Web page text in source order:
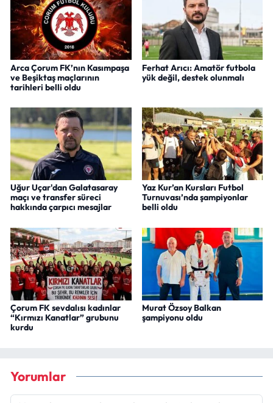
Arca Çorum FK’nın Kasımpaşa
ve Beşiktaş maçlarının
tarihleri belli oldu
Ferhat Arıcı: Amatör futbola
yük değil, destek olunmalı
Uğur Uçar'dan Galatasaray
maçı ve transfer süreci
hakkında çarpıcı mesajlar
Yaz Kur’an Kursları Futbol
Turnuvası’nda şampiyonlar
belli oldu
Çorum FK sevdalısı kadınlar
“Kırmızı Kanatlar” grubunu
kurdu
Murat Özsoy Balkan
şampiyonu oldu
Yorumlar